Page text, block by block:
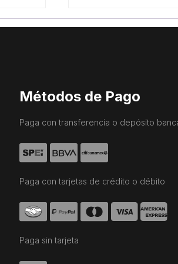
Métodos de Pago
Paga con transferencia o depósito
Paga con tarjetas de crédito o débito
Paga sin tarjeta